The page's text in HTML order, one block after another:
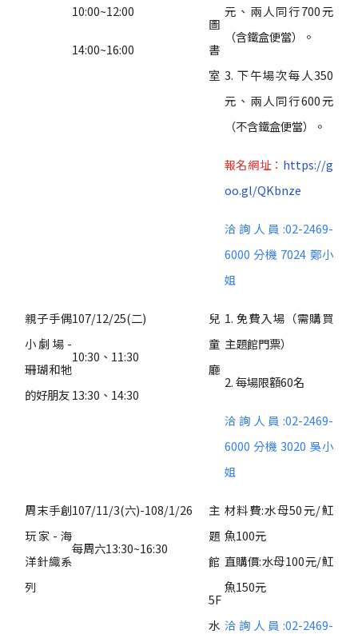
10:00~12:00
14:00~16:00
圖
書
室
元、兩人同行700元
（含鐵盒便當）。
3. 下午場次每人350
元、兩人同行600元
（不含鐵盒便當）。
報名網址： https://g
oo.gl/QKbnze
洽詢人員:02-2469-
6000 分機 7024 鄭小
姐
親子手偶
小劇場-
珊瑚和牠
的好朋友
107/12/25(二)
10:30、11:30
13:30、14:30
兒
童
廳
1. 免費入場（需購買
主題館門票）
2. 每場限額60名
洽詢人員:02-2469-
6000 分機 3020 吳小
姐
周末手創
玩家-海
洋針織系
列
107/11/3(六)-108/1/26
每周六13:30~16:30
主
題
館
5F
水
材料費:水母50元/魟
魚100元
直購價:水母100元/魟
魚150元
洽詢人員:02-2469-